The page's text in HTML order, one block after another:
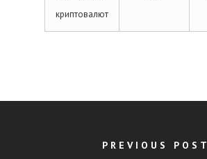
криптовалют
PREVIOUS POST